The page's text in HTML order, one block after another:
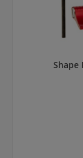
Shape